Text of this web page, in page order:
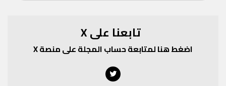
تابعنا على X
اضغط هنا لمتابعة حساب المجلة على منصة X